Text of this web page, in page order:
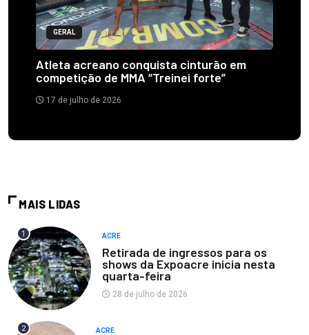
GERAL
Atleta acreano conquista cinturão em
competição de MMA “Treinei forte”
17 de julho de 2026
MAIS LIDAS
1 ACRE
Retirada de ingressos para os
shows da Expoacre inicia nesta
quarta-feira
28 de julho de 2026
2 ACRE